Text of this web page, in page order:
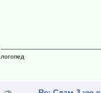
логопед